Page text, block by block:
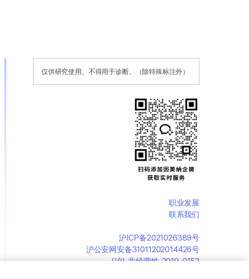
仅供研究使用。不得用于诊断。（除特殊标注外）
职业发展
联系我们
沪ICP备2021026389号
沪公安网安备31011202014426号
(沪)-非经营性-2019-0152